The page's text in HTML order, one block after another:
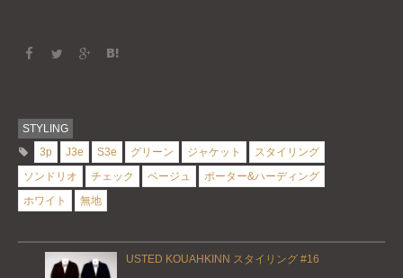
STYLING
3p
J3e S3e グリーン ジャケット
スタイリング
ソンドリオ
チェック ベージュ
ポーター&ハーディング
ホワイト
無地
USTED KOUAHKINN スタイリング #16